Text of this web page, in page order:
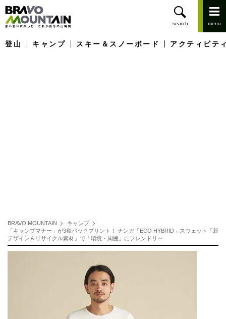
登山 キャンプ スキー＆スノーボード アクティビテ
BRAVO MOUNTAIN
キャンプ
「キャンプマナー」が3種バックプリント！ ナンガ「ECO HYBRID」スウェット「新
デザイン＆リサイクル素材」で「環境・周囲」にフレンドリー